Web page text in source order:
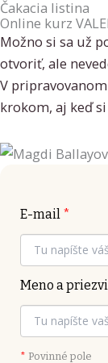
Čakacia listina
Online kurz
Možno si sa už
otvoriť, ale
V
krokom, aj keď
E-mail *
Meno a
* Povinné pole